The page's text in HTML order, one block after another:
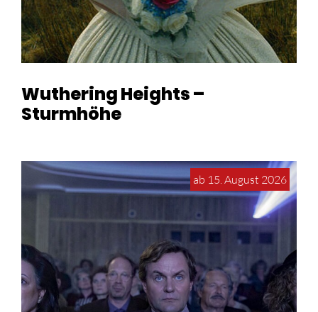
Wuthering Heights –
Sturmhöhe
ab 15. August 2026